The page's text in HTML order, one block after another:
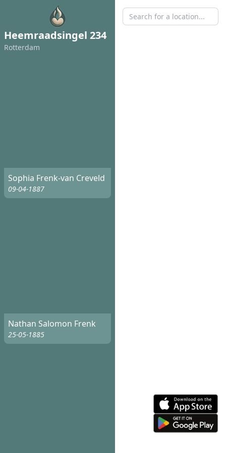
Heemraadsingel 234
Rotterdam
Sophia Frenk-van Creveld
09-04-1887
Nathan Salomon Frenk
25-05-1885